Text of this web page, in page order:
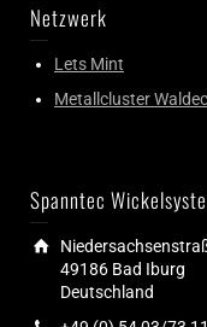
Netzwerk
Lets Mint
Metallcluster
Spanntec
49186 Bad Iburg
Deutschland